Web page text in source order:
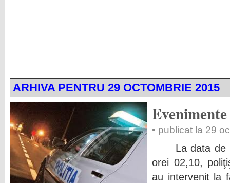
ARHIVA PENTRU 29 OCTOMBRIE 2015
• publicat la 29
La data de
orei 02,10,
au intervenit la